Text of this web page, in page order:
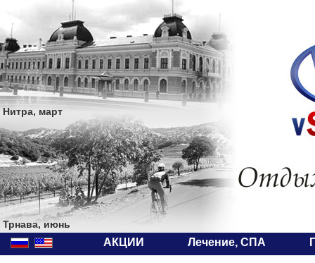
Нитра, март
Трнава, июнь
АКЦИИ Лечение, СПА